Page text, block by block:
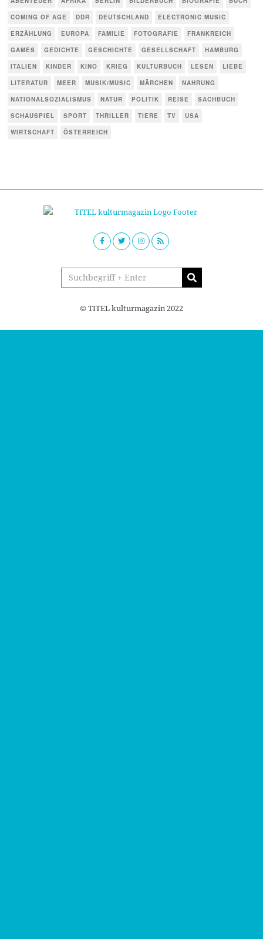
COMING OF AGE
DDR DEUTSCHLAND
ELECTRONIC MUSIC
ERZÄHLUNG
EUROPA FAMILIE FOTOGRAFIE
FRANKREICH
GAMES
GEDICHTE GESCHICHTE GESELLSCHAFT
HAMBURG
ITALIEN
KINDER KINO KRIEG KULTURBUCH LESEN
LIEBE
LITERATUR
MEER MUSIK/MUSIC MÄRCHEN
NAHRUNG
NATIONALSOZIALISMUS
NATUR POLITIK REISE
SACHBUCH
SCHAUSPIEL
SPORT THRILLER TIERE TV
USA
WIRTSCHAFT
ÖSTERREICH
© TITEL kulturmagazin 2022